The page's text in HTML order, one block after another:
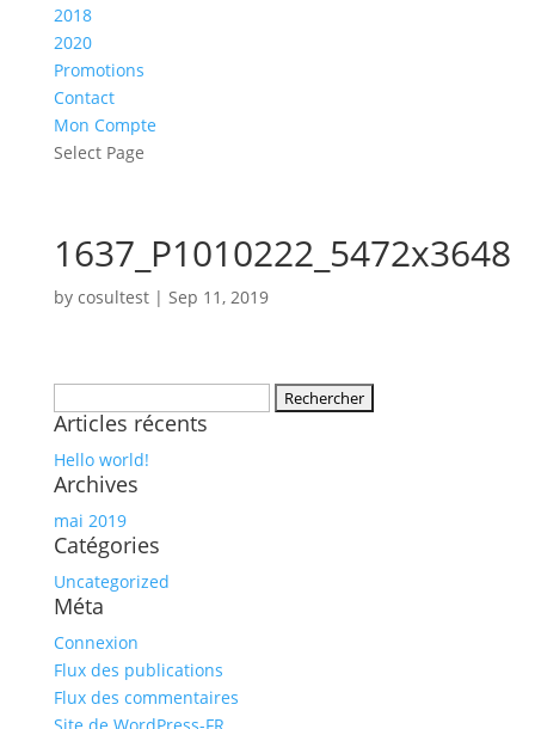
2018
2020
Promotions
Contact
Mon Compte
Select Page
1637_P1010222_5472x3648
by cosultest| Sep 11, 2019
Articles récents
Hello world!
Archives
mai 2019
Catégories
Uncategorized
Méta
Connexion
Flux des publications
Flux des commentaires